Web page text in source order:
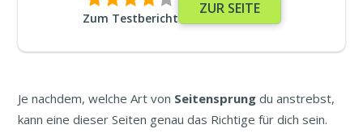
Zum Testbericht
ZUR SEITE
Je nachdem, welche Art von Seitensprung du anstrebst,
kann eine dieser Seiten genau das Richtige für dich sein.